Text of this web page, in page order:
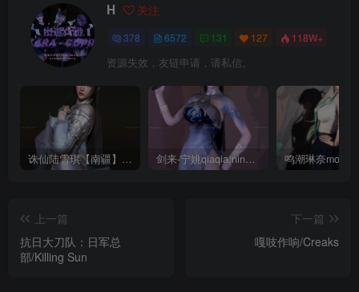
H 关注
378 6572 131 127 118W+
资源失效，友链申请，请私信。
诛仙陆雪琪【南疆】CoveRig 剑来-宁姚qiaqia.ningyao-re.1
上一篇
抗日大刀队：日军总
部/Killing Sun
下一篇
嘎吱作响/Creaks